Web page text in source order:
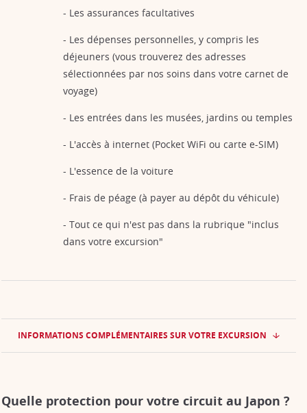
- Les assurances facultatives
- Les dépenses personnelles, y compris les
déjeuners (vous trouverez des adresses
sélectionnées par nos soins dans votre carnet de
voyage)
- Les entrées dans les musées, jardins ou temples
- L'accès à internet (Pocket WiFi ou carte e-SIM)
- L'essence de la voiture
- Frais de péage (à payer au dépôt du véhicule)
- Tout ce qui n'est pas dans la rubrique "inclus
dans votre excursion"
INFORMATIONS COMPLÉMENTAIRES SUR VOTRE EXCURSION
Quelle protection pour votre circuit au Japon ?